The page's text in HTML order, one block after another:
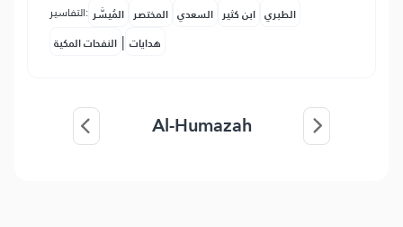
التفاسير: المُيسَّر المختصر السعدي ابن كثير الطبري
النفحات المكية | هدايات
Al-Humazah